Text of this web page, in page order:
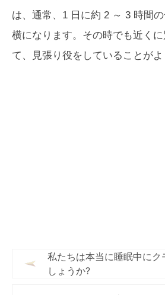
は、通常、1 日に約 2 ～ 3 時間
横になります。その時でも近く
て、見張り役をしていることがよ
私たちは本当に睡眠中に
しょうか?